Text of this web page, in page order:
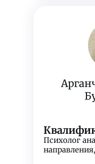
Психолог
направления,